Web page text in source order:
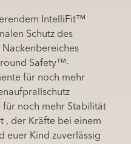
IntelliFit™
Schutz des
Safety™-
für noch mehr
für noch mehr Stabilität
, der Kräfte bei einem
euer Kind zuverlässig